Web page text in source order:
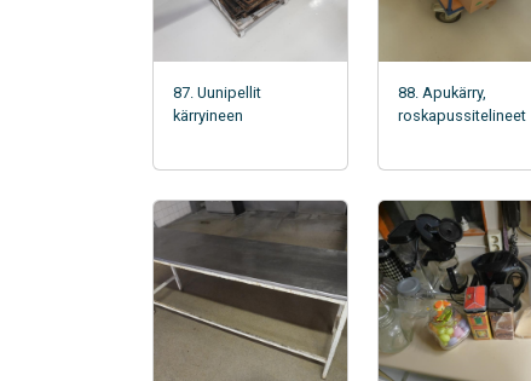
87. Uunipellit
kärryineen
88. Apukärry,
roskapussitelineet